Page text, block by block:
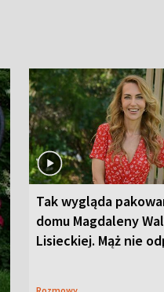
Tak wygląda
domu Magdaleny
Lisieckiej. Mąż nie